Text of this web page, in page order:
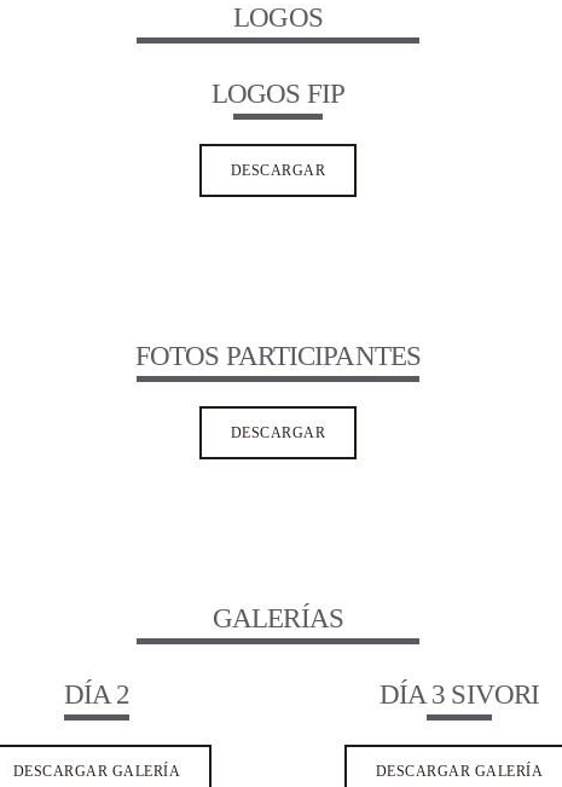
LOGOS
LOGOS FIP
DESCARGAR
FOTOS PARTICIPANTES
DESCARGAR
GALERÍAS
DÍA 2
DESCARGAR GALERÍA
DÍA 3 SIVORI
DESCARGAR GALERÍA